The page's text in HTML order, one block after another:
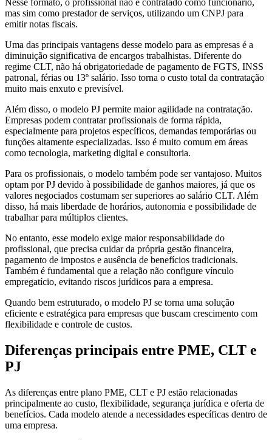
Nesse formato, o profissional não é contratado como funcionário,
mas sim como prestador de serviços, utilizando um CNPJ para
emitir notas fiscais.
Uma das principais vantagens desse modelo para as empresas é a
diminuição significativa de encargos trabalhistas. Diferente do
regime CLT, não há obrigatoriedade de pagamento de FGTS, INSS
patronal, férias ou 13º salário. Isso torna o custo total da contratação
muito mais enxuto e previsível.
Além disso, o modelo PJ permite maior agilidade na contratação.
Empresas podem contratar profissionais de forma rápida,
especialmente para projetos específicos, demandas temporárias ou
funções altamente especializadas. Isso é muito comum em áreas
como tecnologia, marketing digital e consultoria.
Para os profissionais, o modelo também pode ser vantajoso. Muitos
optam por PJ devido à possibilidade de ganhos maiores, já que os
valores negociados costumam ser superiores ao salário CLT. Além
disso, há mais liberdade de horários, autonomia e possibilidade de
trabalhar para múltiplos clientes.
No entanto, esse modelo exige maior responsabilidade do
profissional, que precisa cuidar da própria gestão financeira,
pagamento de impostos e ausência de benefícios tradicionais.
Também é fundamental que a relação não configure vínculo
empregatício, evitando riscos jurídicos para a empresa.
Quando bem estruturado, o modelo PJ se torna uma solução
eficiente e estratégica para empresas que buscam crescimento com
flexibilidade e controle de custos.
Diferenças principais entre PME, CLT e
PJ
As diferenças entre plano PME, CLT e PJ estão relacionadas
principalmente ao custo, flexibilidade, segurança jurídica e oferta de
benefícios. Cada modelo atende a necessidades específicas dentro de
uma empresa.